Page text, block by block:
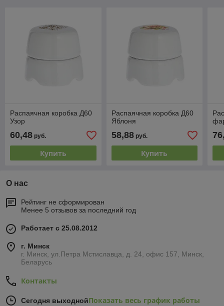
Распаячная коробка Д60
Узор
60,48 руб.
Купить
Распаячная коробка Д60
Яблоня
58,88руб.
Купить
О нас
Рейтинг не сформирован
Менее 5 отзывов за последний год
Работает с 25.08.2012
г. Минск
г. Минск, ул.Петра Мстиславца, д. 24, офис 157, Минск,
Беларусь
Контакты
Сегодня выходнойПоказать весь график работы